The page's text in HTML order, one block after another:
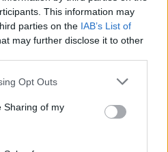
This information may
parties on the IAB’s List of
may further disclose it to other
app uses one or more Google
behaviour. You may click to
and its third-party tags to
purposes in below Google
Opt Outs
Sharing of my